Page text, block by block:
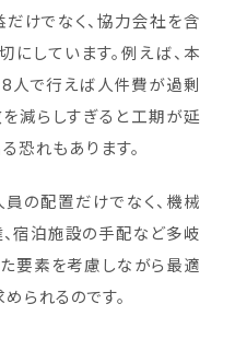
けでなく、協力会社を含
しています。例えば、本
人で行えば人件費が過剰
減らしすぎると工期が延
恐れもあります。
の配置だけでなく、機械
宿泊施設の手配など多岐
た要素を考慮しながら最適
られるのです。